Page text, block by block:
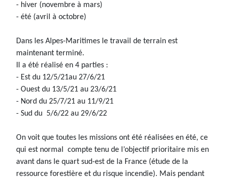
- hiver (novembre à mars)
- été (avril à octobre)
Dans les Alpes-Maritimes le travail de terrain est
maintenant terminé.
Il a été réalisé en 4 parties :
- Est du 12/5/21au 27/6/21
- Ouest du 13/5/21 au 23/6/21
- Nord du 25/7/21 au 11/9/21
- Sud du 5/6/22 au 29/6/22
On voit que toutes les missions ont été réalisées en été, ce
qui est normal compte tenu de l’objectif prioritaire mis en
avant dans le quart sud-est de la France (étude de la
ressource forestière et du risque incendie). Mais pendant